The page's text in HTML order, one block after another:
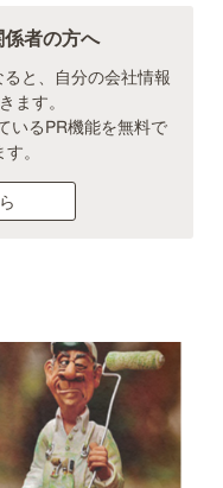
者の方へ
と、自分の会社情報
ます。
いるPR機能を無料で
。